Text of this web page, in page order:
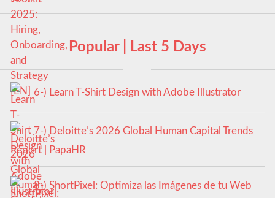
Popular | Last 5 Days
6-) Learn T-Shirt Design with Adobe Illustrator
7-) Deloitte’s 2026 Global Human Capital Trends
Report | PapaHR
8-) ShortPixel: Optimiza las Imágenes de tu Web